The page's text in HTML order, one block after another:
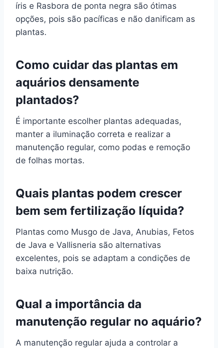
íris e Rasbora de ponta negra são ótimas
opções, pois são pacíficas e não danificam as
plantas.
Como cuidar das plantas em
aquários densamente
plantados?
É importante escolher plantas adequadas,
manter a iluminação correta e realizar a
manutenção regular, como podas e remoção
de folhas mortas.
Quais plantas podem crescer
bem sem fertilização líquida?
Plantas como Musgo de Java, Anubias, Fetos
de Java e Vallisneria são alternativas
excelentes, pois se adaptam a condições de
baixa nutrição.
Qual a importância da
manutenção regular no aquário?
A manutenção regular ajuda a controlar a